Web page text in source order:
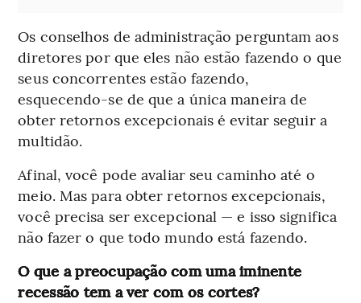
Os conselhos de administração perguntam aos
diretores por que eles não estão fazendo o que
seus concorrentes estão fazendo,
esquecendo-se de que a única maneira de
obter retornos excepcionais é evitar seguir a
multidão.
Afinal, você pode avaliar seu caminho até o
meio. Mas para obter retornos excepcionais,
você precisa ser excepcional — e isso significa
não fazer o que todo mundo está fazendo.
O que a preocupação com uma iminente
recessão tem a ver com os cortes?